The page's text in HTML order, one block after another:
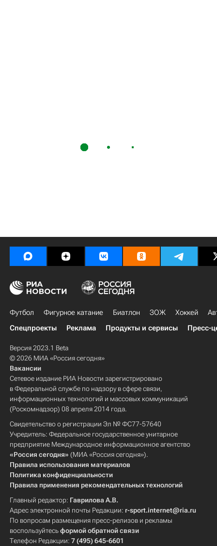
Футбол Фигурное катание Биатлон ЗОЖ Хоккей
Спецпроекты
Реклама Продукты и сервисы Пресс-
Версия 2023.1 Beta
© 2026 МИА «Россия сегодня»
Вакансии
Сетевое издание РИА Новости зарегистрировано
в Федеральной службе по надзору в сфере связи,
информационных технологий и массовых коммуникаций
(Роскомнадзор) 08 апреля 2014 года.
Свидетельство о регистрации Эл № ФС77-57640
Учредитель: Федеральное государственное унитарное
предприятие Международное информационное агентство
«Россия сегодня» (МИА «Россия сегодня»).
Правила использования материалов
Политика конфиденциальности
Правила применения рекомендательных технологий
Главный редактор: Гаврилова А.В.
Адрес электронной почты Редакции: r-sport.internet@ria.ru
По вопросам размещения пресс-релизов и рекламы
воспользуйтесьформой обратной связи
Телефон Редакции: 7 (495) 645-6601